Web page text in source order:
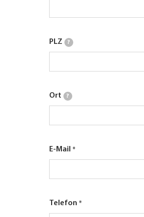
PLZ ?
Ort ?
E-Mail
Telefon